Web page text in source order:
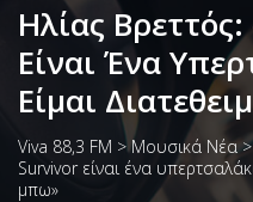
Ηλίας
Είναι Ένα
Είμαι
Viva 88,3 FM >Μουσικά Νέα
Survivor είναι ένα
μπω»